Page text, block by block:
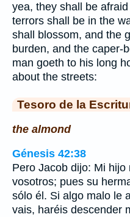
yea, they shall be
terrors shall be in the
shall blossom, and the
burden, and the caper-
man goeth to his long
about the streets:
Tesoro de la
the almond
Génesis 42:38
Pero Jacob dijo: Mi hijo
vosotros; pues su
sólo él. Si algo malo le
vais, haréis descender